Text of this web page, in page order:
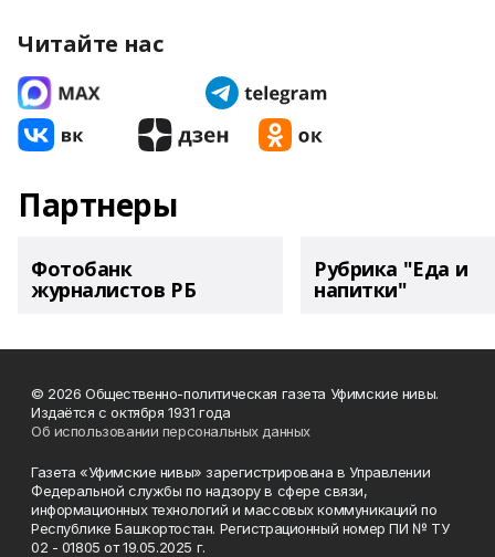
Читайте нас
Партнеры
Фотобанк
журналистов РБ
Рубрика "Еда и
напитки"
© 2026 Общественно-политическая газета Уфимские нивы.
Издаётся с октября 1931 года
Об использовании персональных данных
Газета «Уфимские нивы» зарегистрирована в Управлении
Федеральной службы по надзору в сфере связи,
информационных технологий и массовых коммуникаций по
Республике Башкортостан. Регистрационный номер ПИ № ТУ
02 - 01805 от 19.05.2025 г.